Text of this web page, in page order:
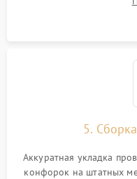
дорожек. Очистка
5.
Аккуратная укладка
конфорок на штатных